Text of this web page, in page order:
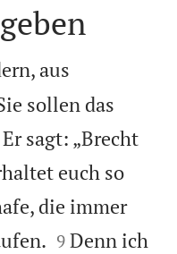
aus
sollen das
sagt: „Brecht
euch so
die immer


9 Denn ich